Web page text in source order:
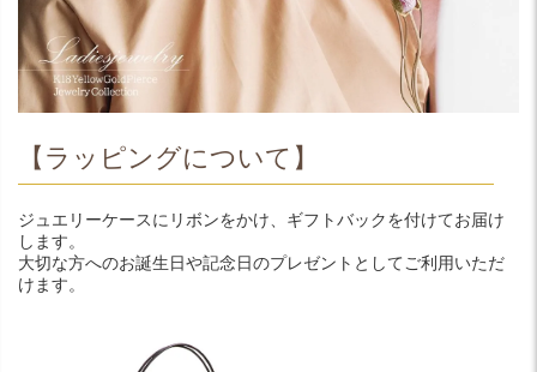
【ラッピングについて】
ジュエリーケースにリボンをかけ、ギフトバックを付けてお届け
します。
大切な方へのお誕生日や記念日のプレゼントとしてご利用いただ
けます。